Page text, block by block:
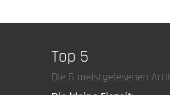
Top 5
Die 5 meistgelesenen